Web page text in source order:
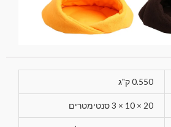
0.550 ק"ג
20 × 10 × 3 סנטימטרים